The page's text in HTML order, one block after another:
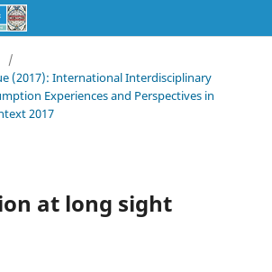
/
(2017): International Interdisciplinary
Experiences and Perspectives in
2017
at long sight